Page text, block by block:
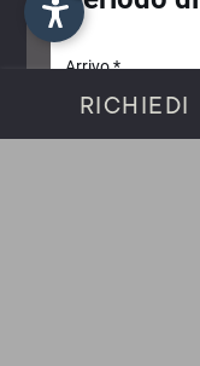
RICHIEDI